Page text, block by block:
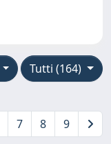
Tutti (164)
7 8 9